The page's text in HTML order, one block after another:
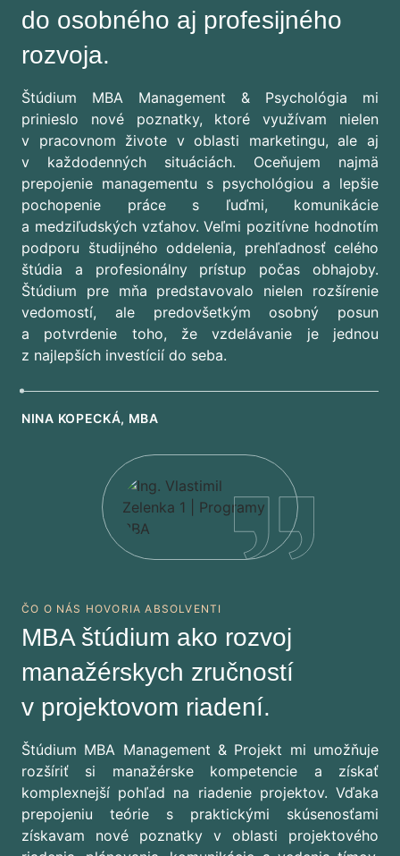
do osobného aj profesijného
rozvoja.
Štúdium MBA Management & Psychológia mi
prinieslo nové poznatky, ktoré využívam nielen
v pracovnom živote v oblasti marketingu, ale aj
v každodenných situáciách. Oceňujem najmä
prepojenie managementu s psychológiou a lepšie
pochopenie práce s ľuďmi, komunikácie
a medziľudských vzťahov. Veľmi pozitívne hodnotím
podporu študijného oddelenia, prehľadnosť celého
štúdia a profesionálny prístup počas obhajoby.
Štúdium pre mňa predstavovalo nielen rozšírenie
vedomostí, ale predovšetkým osobný posun
a potvrdenie toho, že vzdelávanie je jednou
z najlepších investícií do seba.
NINA KOPECKÁ, MBA
ČO O NÁS HOVORIA ABSOLVENTI
MBA štúdium ako rozvoj
manažérskych zručností
v projektovom riadení.
Štúdium MBA Management & Projekt mi umožňuje
rozšíriť si manažérske kompetencie a získať
komplexnejší pohľad na riadenie projektov. Vďaka
prepojeniu teórie s praktickými skúsenosťami
získavam nové poznatky v oblasti projektového